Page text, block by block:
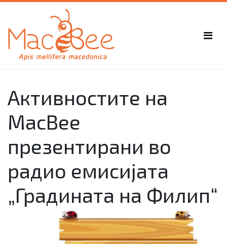
Активностите на
MacBee
презентирани во
радио емисијата
„Градината на Филип“